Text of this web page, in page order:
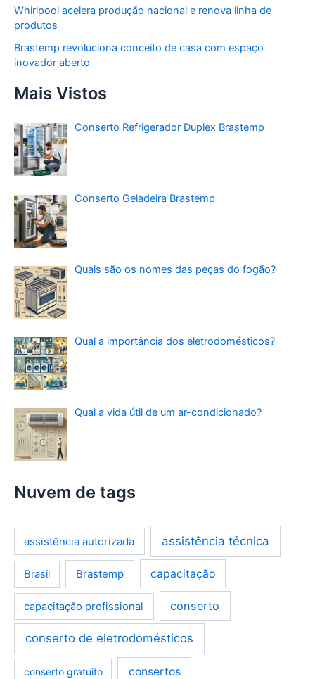
Whirlpool acelera produção nacional e renova linha de
produtos
Brastemp revoluciona conceito de casa com espaço
inovador aberto
Mais Vistos
Conserto Refrigerador Duplex Brastemp
Conserto Geladeira Brastemp
Quais são os nomes das peças do fogão?
Qual a importância dos eletrodomésticos?
Qual a vida útil de um ar-condicionado?
Nuvem de tags
assistência autorizada assistência técnica
Brasil Brastemp capacitação
capacitação profissional conserto
conserto de eletrodomésticos
conserto gratuito consertos